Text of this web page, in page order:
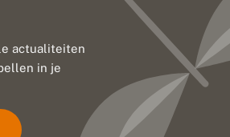
actualiteiten
in je